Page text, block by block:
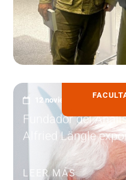
12 noviembre, 2025
Fundador del
Alfried Längle
LEER MÁS